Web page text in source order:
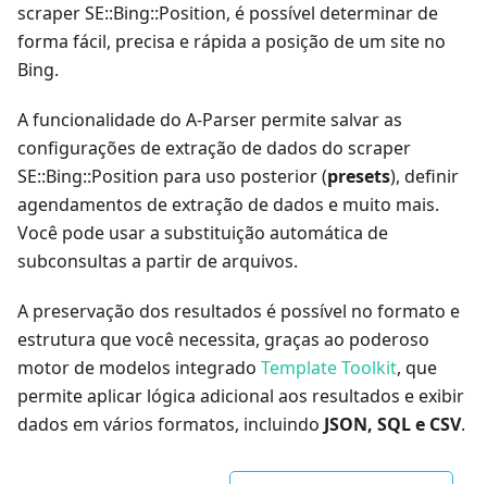
scraper SE::Bing::Position, é possível determinar de
forma fácil, precisa e rápida a posição de um site no
Bing.
A funcionalidade do A-Parser permite salvar as
configurações de extração de dados do scraper
SE::Bing::Position para uso posterior (presets), definir
agendamentos de extração de dados e muito mais.
Você pode usar a substituição automática de
subconsultas a partir de arquivos.
A preservação dos resultados é possível no formato e
estrutura que você necessita, graças ao poderoso
motor de modelos integrado Template Toolkit, que
permite aplicar lógica adicional aos resultados e exibir
dados em vários formatos, incluindo JSON, SQL e CSV.